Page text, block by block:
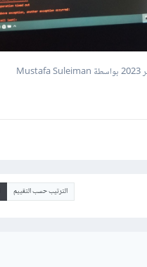
بواسطة Mustafa Suleiman
الترتيب حسب التقييم